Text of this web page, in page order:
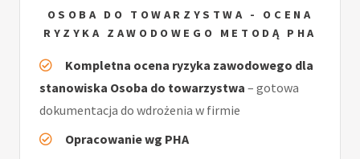
OSOBA DO TOWARZYSTWA - OCENA
RYZYKA ZAWODOWEGO METODĄ PHA
Kompletna ocena ryzyka zawodowego dla
stanowiska Osoba do towarzystwa – gotowa
dokumentacja do wdrożenia w firmie
Opracowanie wg PHA